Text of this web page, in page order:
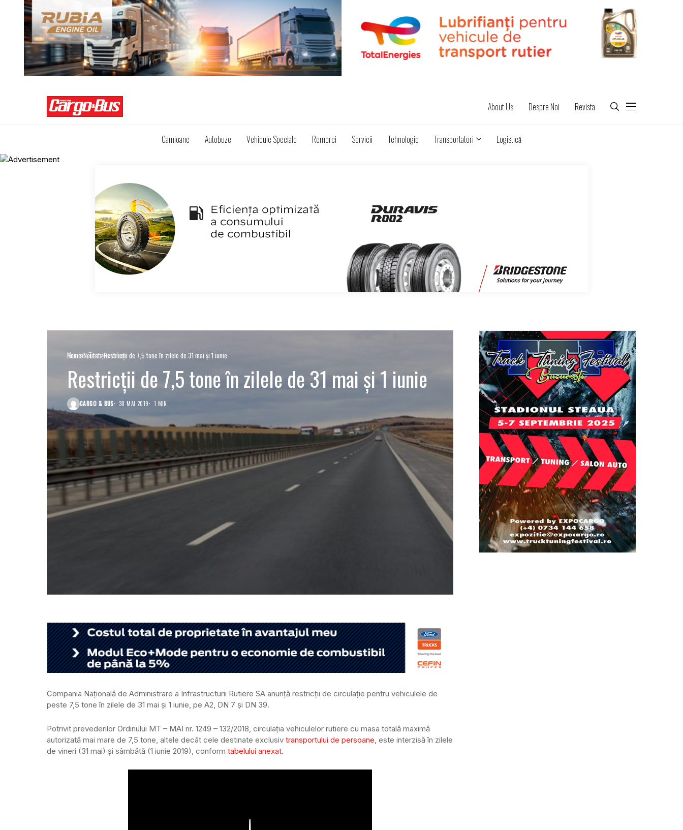
About Us Despre Noi Revista
Camioane Autobuze Vehicule Speciale Remorci Servicii Tehnologie Transportatori Logistică
Home Noutati Restricții de 7,5 tone în zilele de 31 mai și 1 iunie
NoutatiTransportatori
Restricții de 7,5 tone în zilele de 31 mai și 1 iunie
CARGO & BUS 30 MAI 2019 1 MIN.
Compania Naţională de Administrare a Infrastructurii Rutiere SA anunţă restricții de circulație pentru vehiculele de
peste 7,5 tone în zilele de 31 mai și 1 iunie, pe A2, DN 7 și DN 39.
Potrivit prevederilor Ordinului MT – MAI nr. 1249 – 132/2018, circulația vehiculelor rutiere cu masa totală maximă
autorizată mai mare de 7,5 tone, altele decât cele destinate exclusiv transportului de persoane , este interzisă în zilele
de vineri (31 mai) și sâmbătă (1 iunie 2019), conform tabelului anexat.